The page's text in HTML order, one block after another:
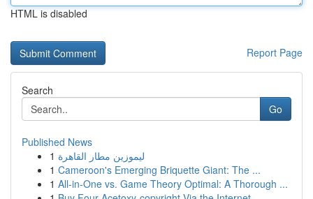
HTML is disabled
Report Page
Search
Go
Published News
1 ليموزين مطار القاهرة
1 Cameroon's Emerging Briquette Giant: The ...
1 All-in-One vs. Game Theory Optimal: A Thorough ...